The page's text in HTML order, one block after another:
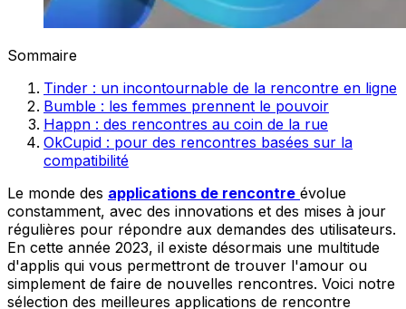
Sommaire
Tinder : un incontournable de la rencontre en ligne
Bumble : les femmes prennent le pouvoir
Happn : des rencontres au coin de la rue
OkCupid : pour des rencontres basées sur la
compatibilité
Le monde des applications de rencontre évolue
constamment, avec des innovations et des mises à jour
régulières pour répondre aux demandes des utilisateurs.
En cette année 2023, il existe désormais une multitude
d'applis qui vous permettront de trouver l'amour ou
simplement de faire de nouvelles rencontres. Voici notre
sélection des meilleures applications de rencontre